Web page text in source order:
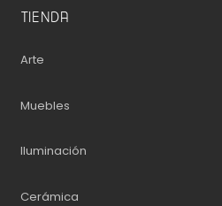
TIENDA
Arte
Muebles
Iluminación
Cerámica